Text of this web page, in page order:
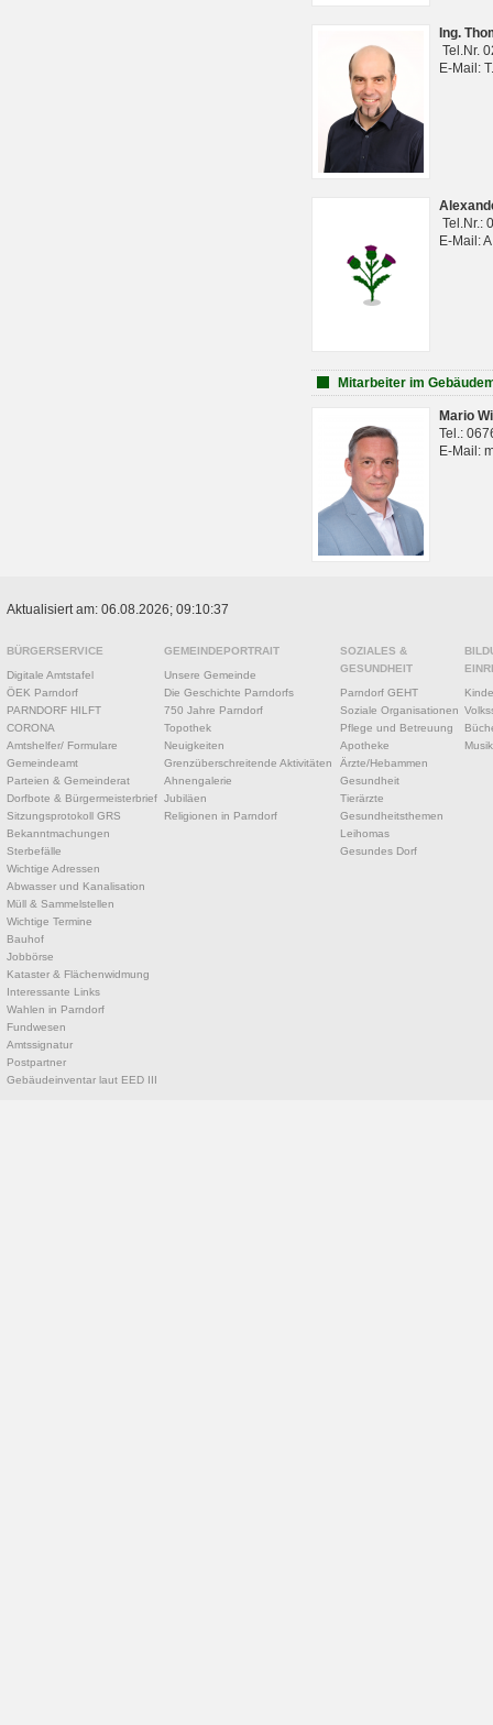
Ing.
Tel.Nr.
E-Mail:
Tel.Nr.:
E-Mail:
Mitarbeiter im
Mario
Tel.:
E-Mail:
Aktualisiert am: 06.08.2026; 09:10:37
BÜRGERSERVICE
Digitale Amtstafel
ÖEK Parndorf
PARNDORF HILFT
CORONA
Amtshelfer/ Formulare
Gemeindeamt
Parteien & Gemeinderat
Dorfbote & Bürgermeisterbrief
Sitzungsprotokoll GRS
Bekanntmachungen
Sterbefälle
Wichtige Adressen
Abwasser und Kanalisation
Müll & Sammelstellen
Wichtige Termine
Bauhof
Jobbörse
Kataster & Flächenwidmung
Interessante Links
Wahlen in Parndorf
Fundwesen
Amtssignatur
Postpartner
Gebäudeinventar laut EED III
GEMEINDEPORTRAIT
Unsere Gemeinde
Die Geschichte Parndorfs
750 Jahre Parndorf
Topothek
Neuigkeiten
Grenzüberschreitende Aktivitäten
Ahnengalerie
Jubiläen
Religionen in Parndorf
SOZIALES &
GESUNDHEIT
Parndorf GEHT
Soziale Organisationen
Pflege und Betreuung
Apotheke
Ärzte/Hebammen
Gesundheit
Tierärzte
Gesundheitsthemen
Leihomas
Gesundes Dorf